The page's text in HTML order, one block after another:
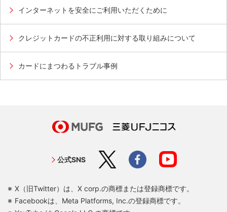
インターネットを安全にご利用いただくために
クレジットカードの不正利用に対する取り組みについて
カードにまつわるトラブル事例
公式SNS
X（旧Twitter）は、X corp.の商標または登録商標です。
Facebookは、Meta Platforms, Inc.の登録商標です。